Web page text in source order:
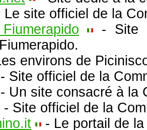
Le site officiel de la
- Site
environs de
- Site officiel de la
- Un site consacré à la
- Site officiel de la
- Le portail de